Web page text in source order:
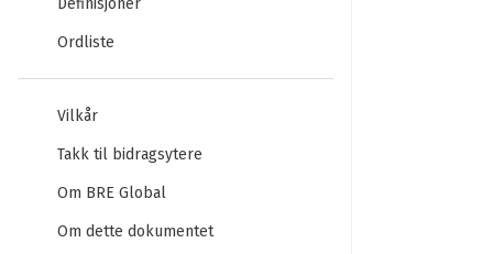
Definisjoner
Ordliste
Vilkår
Takk til bidragsytere
Om BRE Global
Om dette dokumentet